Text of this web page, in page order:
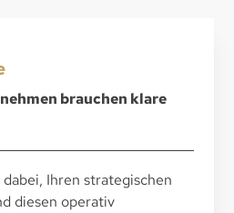
brauchen klare
Ihren strategischen
diesen operativ